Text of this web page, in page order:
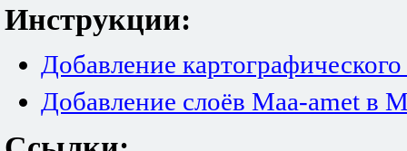
Инструкции:
Добавление
Добавление слоёв Maa-amet в